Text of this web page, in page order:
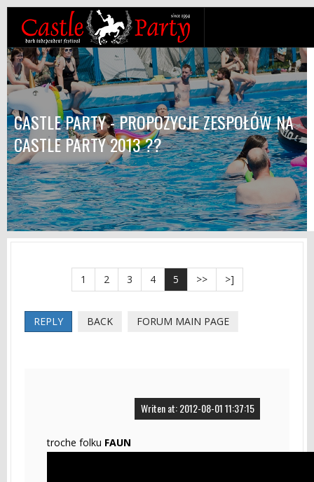
CASTLE PARTY - PROPOZYCJE ZESPOŁÓW NA
CASTLE PARTY 2013 ??
1 2 3 4 5 >> >]
REPLY BACK FORUM MAIN PAGE
Writen at: 2012-08-01 11:37:15
troche folku FAUN